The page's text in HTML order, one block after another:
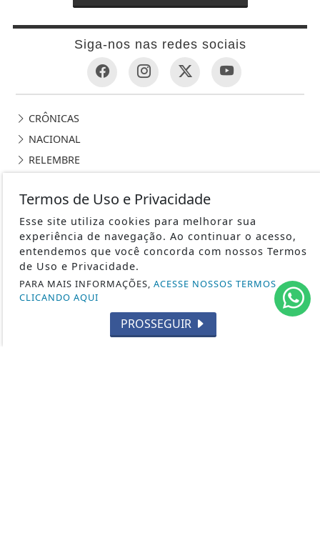
Siga-nos nas redes sociais
CRÔNICAS
NACIONAL
RELEMBRE
GERAL
POLÍTICA
CONTOS DE DOMINGO
CIDADES
EDITORIAL
INTERNACIONAL
Termos de Uso e Privacidade
Esse site utiliza cookies para melhorar sua
experiência de navegação. Ao continuar o acesso,
entendemos que você concorda com nossos Termos
de Uso e Privacidade.
PARA MAIS INFORMAÇÕES, ACESSE NOSSOS TERMOS
CLICANDO AQUI
PROSSEGUIR